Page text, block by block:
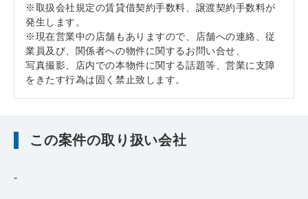
※取扱会社規定の賃貸借契約手数料、譲渡契約手数料が
発生します。
※現在営業中の店舗もありますので、店舗への連絡、従
業員及び、関係者への物件に関するお問い合せ、
写真撮影、店内での本物件に関する話題等、営業に支障
をきたす行為は固く禁止致します。
この案件の取り扱い会社
-